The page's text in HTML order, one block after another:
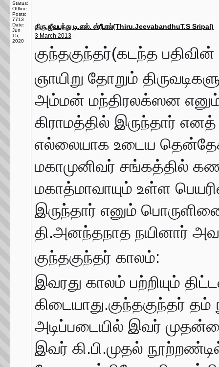
Status:
Offline
Posts:
7713
Date:
Jun
15,
2020
திரு.ஜீவபந்து டி.எஸ். ஸ்ரீபால்(Thiru.JeevabandhuT.S Sripal)
3 March 2013 ·
குந்தகுந்தர்(கடந்த
ஞாயிறு தோறும்
அம்மன் மந்திரலக்ஸன
கிராமத்தில் இருந்தார்
எல்லையாக உடைய
மகாமுனிவர் சங்கத்தில்
மகாத்மாவாயும் உள்ள
இருந்தார் எனும்
தி.அனந்தநாத நயினார்
குந்தகுந்தர் காலம்:
இவரது காலம் பற்றியும்
கிடையாது.குந்தகுந்தர்
அடிப்படையில் இவர்
இவர் கி.பி.முதல்